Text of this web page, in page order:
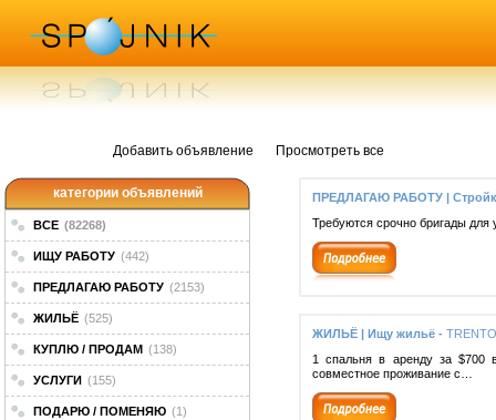
Добавить объявление Просмотреть все
категории объявлений
ВСЕ (82268)
ИЩУ РАБОТУ (442)
ПРЕДЛАГАЮ РАБОТУ (2153)
ЖИЛЬЁ (525)
КУПЛЮ / ПРОДАМ (138)
УСЛУГИ (155)
ПОДАРЮ / ПОМЕНЯЮ (1)
ПРЕДЛАГАЮ РАБОТУ |
Требуются срочно бригады для
ЖИЛЬЁ | Ищу жильё -
1 спальня в аренду за $700
совместное проживание с…